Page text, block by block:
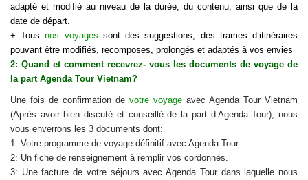
adapté et modifié au niveau de la durée, du contenu, ainsi que de la
date de départ.
+ Tousnos voyages sont des suggestions, des trames d’itinéraires
pouvant être modifiés, recomposes, prolongés et adaptés à vos envies
2: Quand et comment recevrez- vous les documents de voyage de
la part Agenda Tour Vietnam?
Une fois de confirmation de votre voyage avec Agenda Tour Vietnam
(Après avoir bien discuté et conseillé de la part d’Agenda Tour), nous
vous enverrons les 3 documents dont:
1: Votre programme de voyage définitif avec Agenda Tour
2: Un fiche de renseignement à remplir vos cordonnés.
3: Une facture de votre séjours avec Agenda Tour dans laquelle nous